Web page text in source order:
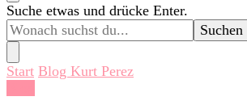
Suchst
du
nach
etwas?
Suche etwas und drücke Enter.
Start Blog Kurt Perez